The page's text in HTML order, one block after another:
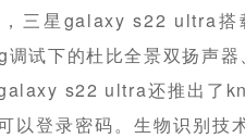
三星galaxy s22 ultra
调试下的杜比全景双扬声
s22 ultra还推出了
以登录密码。生物识别技